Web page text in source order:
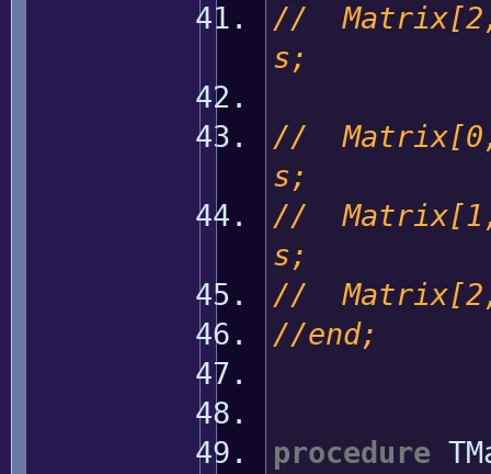
//
s;
//
s;
//
s;
//
//end;
procedure